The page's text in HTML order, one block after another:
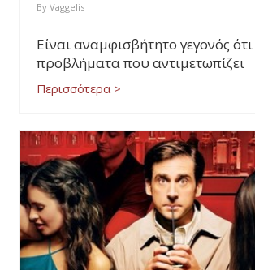
By Vaggelis
Είναι αναμφισβήτητο γεγονός
προβλήματα που αντιμετωπίζει
Περισσότερα >